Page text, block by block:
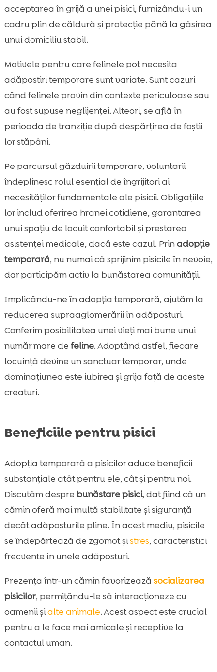
acceptarea în grijă a unei pisici, furnizându-i un
cadru plin de căldură și protecție până la găsirea
unui domiciliu stabil.
Motivele pentru care felinele pot necesita
adăpostiri temporare sunt variate. Sunt cazuri
când felinele provin din contexte periculoase sau
au fost supuse neglijenței. Alteori, se află în
perioada de tranziție după despărțirea de foștii
lor stăpâni.
Pe parcursul găzduirii temporare, voluntarii
îndeplinesc rolul esențial de îngrijitori ai
necesităților fundamentale ale pisicii. Obligațiile
lor includ oferirea hranei cotidiene, garantarea
unui spațiu de locuit confortabil și prestarea
asistenței medicale, dacă este cazul. Prinadopție
temporară, nu numai că sprijinim pisicile în nevoie,
dar participăm activ la bunăstarea comunității.
Implicându-ne în adopția temporară, ajutăm la
reducerea supraaglomerării în adăposturi.
Conferim posibilitatea unei vieți mai bune unui
număr mare de feline. Adoptând astfel, fiecare
locuință devine un sanctuar temporar, unde
dominațiunea este iubirea și grija față de aceste
creaturi.
Beneficiile pentru pisici
Adopția temporară a pisicilor aduce beneficii
substanțiale atât pentru ele, cât și pentru noi.
Discutăm despre bunăstare pisici, dat fiind că un
cămin oferă mai multă stabilitate și siguranță
decât adăposturile pline. În acest mediu, pisicile
se îndepărtează de zgomot șistres, caracteristici
frecvente în unele adăposturi.
Prezența într-un cămin favorizează socializarea
pisicilor, permițându-le să interacționeze cu
oamenii șialte animale. Acest aspect este crucial
pentru a le face mai amicale și receptive la
contactul uman.